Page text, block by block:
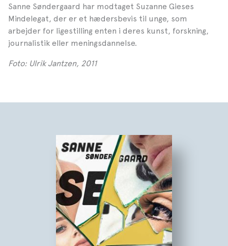
Sanne Søndergaard har modtaget Suzanne Gieses
Mindelegat, der er et hædersbevis til unge, som
arbejder for ligestilling enten i deres kunst, forskning,
journalistik eller meningsdannelse.
Foto: Ulrik Jantzen, 2011